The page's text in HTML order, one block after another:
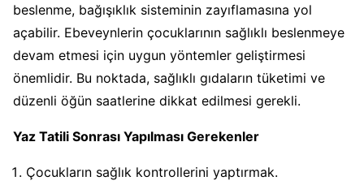
beslenme, bağışıklık sisteminin zayıflamasına yol
açabilir. Ebeveynlerin çocuklarının sağlıklı beslenmeye
devam etmesi için uygun yöntemler geliştirmesi
önemlidir. Bu noktada, sağlıklı gıdaların tüketimi ve
düzenli öğün saatlerine dikkat edilmesi gerekli.
Yaz Tatili Sonrası Yapılması Gerekenler
Çocukların sağlık kontrollerini yaptırmak.